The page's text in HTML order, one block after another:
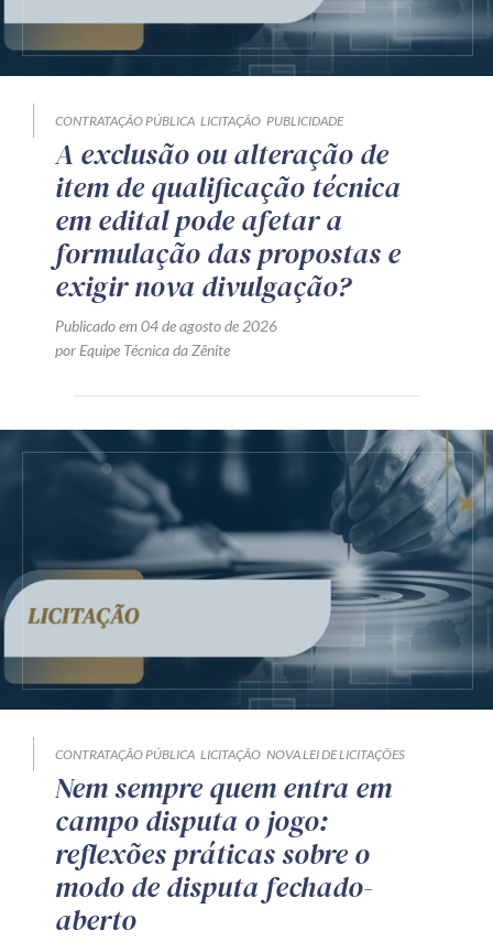
CONTRATAÇÃO PÚBLICA LICITAÇÃO PUBLICIDADE
A exclusão ou alteração de
item de qualificação técnica
em edital pode afetar a
formulação das propostas e
exigir nova divulgação?
Publicado em 04 de agosto de 2026
por Equipe Técnica da Zênite
CONTRATAÇÃO PÚBLICA LICITAÇÃO NOVA LEI DE LICITAÇÕES
Nem sempre quem entra em
campo disputa o jogo:
reflexões práticas sobre o
modo de disputa fechado-
aberto